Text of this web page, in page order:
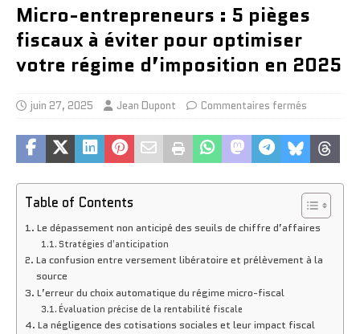
Micro-entrepreneurs : 5 pièges
fiscaux à éviter pour optimiser
votre régime d’imposition en 2025
juin 27, 2025 Jean Dupont Commentaires fermés
Table of Contents
Le dépassement non anticipé des seuils de chiffre d’affaires
Stratégies d’anticipation
La confusion entre versement libératoire et prélèvement à la
source
L’erreur du choix automatique du régime micro-fiscal
Évaluation précise de la rentabilité fiscale
La négligence des cotisations sociales et leur impact fiscal